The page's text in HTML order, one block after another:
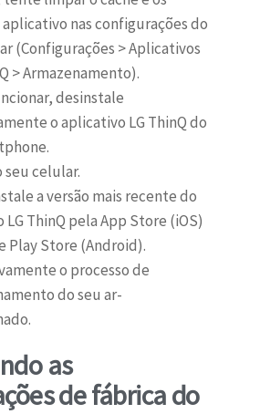
nas configurações do
(Configurações > Aplicativos
> Armazenamento).
desinstale
o aplicativo LG ThinQ do
seu celular.
a versão mais recente do
ThinQ pela App Store (iOS)
Play Store (Android).
o processo de
do seu ar-
as
de fábrica do